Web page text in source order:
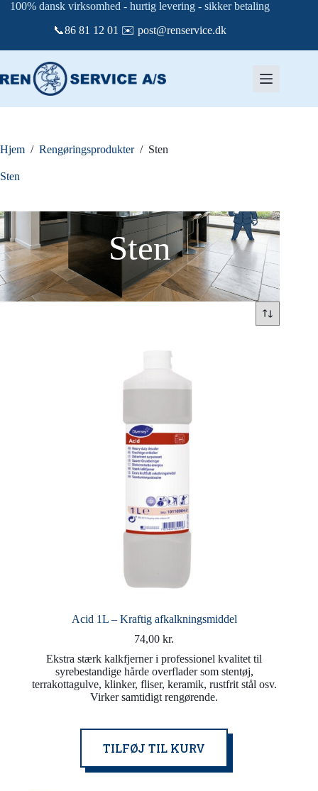
Fortsæt
100% dansk virksomhed - hurtig levering - sikker betaling
📞86 81 12 01 ✉️ post@renservice.dk
Hjem / Rengøringsprodukter / Sten
Sten
Sten
Acid 1L – Kraftig afkalkningsmiddel
74,00kr.
Ekstra stærk kalkfjerner i professionel kvalitet til
syrebestandige hårde overflader som stentøj,
terrakottagulve, klinker, fliser, keramik, rustfrit stål osv.
Virker samtidigt rengørende.
TILFØJ TIL KURV